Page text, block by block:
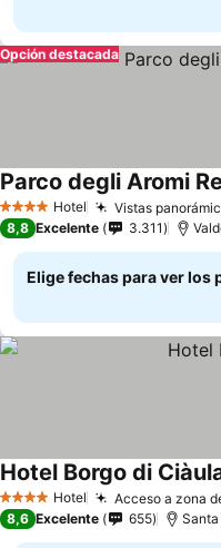
Opción destacada
4 EstrellasHotel Vistas
Parco degli Aromi
8,8 Excelente 3.311
Elige fechas para ver los
4 EstrellasHotel Acceso a zona
Hotel Borgo di
8,6 Excelente 655